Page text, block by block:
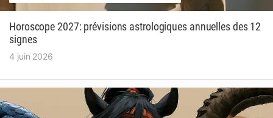
Horoscope 2027: prévisions astrologiques annuelles des 12
signes
4 juin 2026